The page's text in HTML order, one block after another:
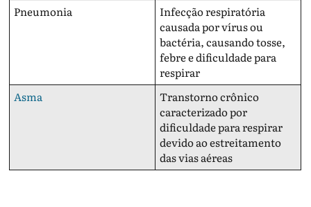
Pneumonia
Infecção respiratória
causada por vírus ou
bactéria, causando tosse,
febre e dificuldade para
respirar
Asma
Transtorno crônico
caracterizado por
dificuldade para respirar
devido ao estreitamento
das vias aéreas